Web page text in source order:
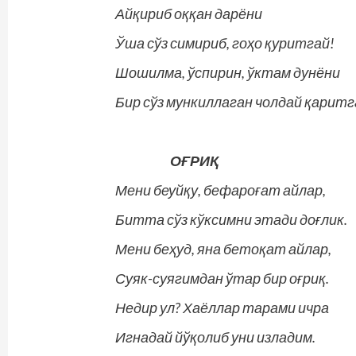
Айқириб оққан дарёни
Ўша сўз симириб, гоҳо қуритгай!
Шошилма, ўспирин, ўктам дунёни
Бир сўз мункиллаган чолдай
ОҒРИҚ
Мени беуйқу, бефароғат айлар,
Битта сўз кўксимни этади доғлик.
Мени беҳуд, яна бетоқат айлар,
Суяк-суягимдан ўтар бир оғриқ.
Недир ул? Хаёллар тарами ичра
Игнадай йўқолиб уни изладим.